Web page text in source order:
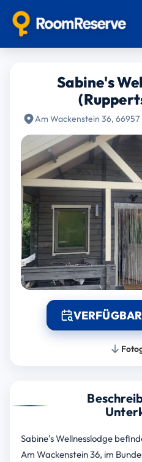
Sabine's
Am Wackenstein 36,
Sabine's Wellnesslodge
Am Wackenstein 36, im